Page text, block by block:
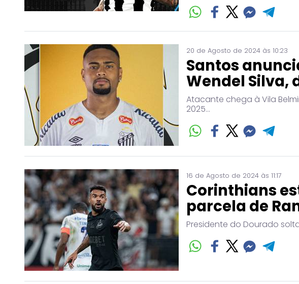
20 de Agosto de 2024 às 10:23
Santos
Wendel Silva,
Atacante chega à Vila
2025...
16 de Agosto de 2024 às 11:17
Corinthians
parcela de
Presidente do Dourado